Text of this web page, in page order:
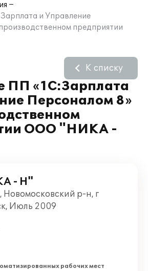
и Управление
предприятии
ПП «1С:Зарплата
Персоналом 8»
ООО "НИКА -
К списку
- Н"
Новомосковский р-н, г
Июль 2009
рабочих мест